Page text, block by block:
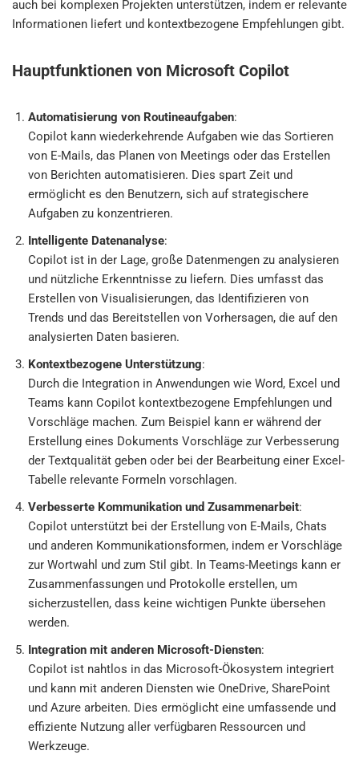
auch bei komplexen Projekten unterstützen, indem er relevante
Informationen liefert und kontextbezogene Empfehlungen gibt.
Hauptfunktionen von Microsoft Copilot
Automatisierung von Routineaufgaben:
Copilot kann wiederkehrende Aufgaben wie das Sortieren
von E-Mails, das Planen von Meetings oder das Erstellen
von Berichten automatisieren. Dies spart Zeit und
ermöglicht es den Benutzern, sich auf strategischere
Aufgaben zu konzentrieren.
Intelligente Datenanalyse:
Copilot ist in der Lage, große Datenmengen zu analysieren
und nützliche Erkenntnisse zu liefern. Dies umfasst das
Erstellen von Visualisierungen, das Identifizieren von
Trends und das Bereitstellen von Vorhersagen, die auf den
analysierten Daten basieren.
Kontextbezogene Unterstützung:
Durch die Integration in Anwendungen wie Word, Excel und
Teams kann Copilot kontextbezogene Empfehlungen und
Vorschläge machen. Zum Beispiel kann er während der
Erstellung eines Dokuments Vorschläge zur Verbesserung
der Textqualität geben oder bei der Bearbeitung einer Excel-
Tabelle relevante Formeln vorschlagen.
Verbesserte Kommunikation und Zusammenarbeit:
Copilot unterstützt bei der Erstellung von E-Mails, Chats
und anderen Kommunikationsformen, indem er Vorschläge
zur Wortwahl und zum Stil gibt. In Teams-Meetings kann er
Zusammenfassungen und Protokolle erstellen, um
sicherzustellen, dass keine wichtigen Punkte übersehen
werden.
Integration mit anderen Microsoft-Diensten:
Copilot ist nahtlos in das Microsoft-Ökosystem integriert
und kann mit anderen Diensten wie OneDrive, SharePoint
und Azure arbeiten. Dies ermöglicht eine umfassende und
effiziente Nutzung aller verfügbaren Ressourcen und
Werkzeuge.